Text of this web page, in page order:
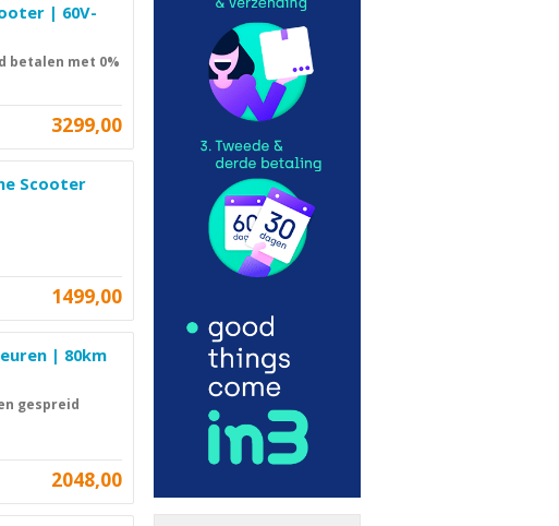
| 60V-
betalen met 0%
3299,00
Scooter
1499,00
| 80km
gespreid
2048,00